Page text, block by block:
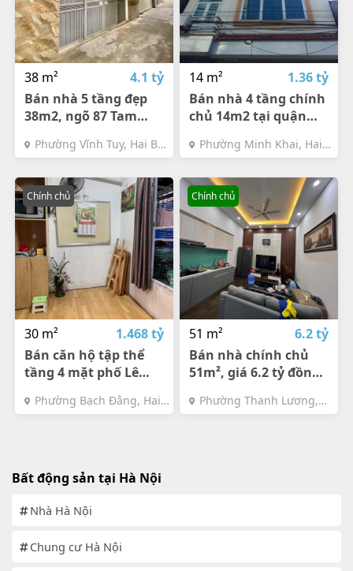
38 m²
4.1 tỷ
Bán nhà 5 tầng đẹp
38m2, ngõ 87 Tam
Phường Vĩnh Tuy, Hai Bà
Trưng, Hà Nội
14 m²
1.36 tỷ
Bán nhà 4 tầng chính
chủ 14m2 tại quận
1.36 tỷ đồng
Phường Minh Khai, Hai
Bà Trưng, Hà Nội
Chính chủ
30 m²
1.468 tỷ
Bán căn hộ tập thể
tầng 4 mặt phố Lê
Trưng 30m chính chủ
Phường Bạch Đằng, Hai
Bà Trưng, Hà Nội
Chính chủ
51 m²
6.2 tỷ
Bán nhà chính chủ
51m², giá 6.2 tỷ đồng
tầng 6.2 tỷ
Phường Thanh Lương,
Hai Bà Trưng, Hà Nội
Bất động sản tại Hà Nội
Nhà Hà Nội
Chung cư Hà Nội